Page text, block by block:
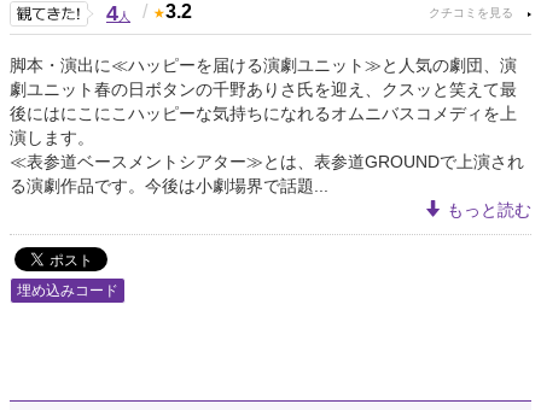
4人 / 3.2
脚本・演出に≪ハッピーを届ける演劇ユニット≫と人気の劇団、演
劇ユニット春の日ボタンの千野ありさ氏を迎え、クスッと笑えて最
後にはにこにこハッピーな気持ちになれるオムニバスコメディを上
演します。
≪表参道ベースメントシアター≫とは、表参道GROUNDで上演され
る演劇作品です。今後は小劇場界で話題...
もっと読む
埋め込みコード